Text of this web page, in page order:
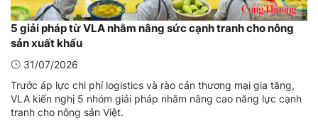
5 giải pháp từ VLA nhằm nâng sức cạnh tranh cho nông
sản xuất khẩu
31/07/2026
Trước áp lực chi phí logistics và rào cản thương mại gia tăng,
VLA kiến nghị 5 nhóm giải pháp nhằm nâng cao năng lực cạnh
tranh cho nông sản Việt.